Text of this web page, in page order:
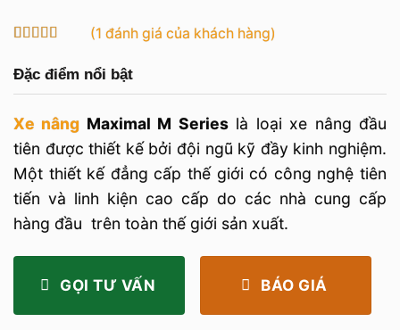
trênđánh
giá
(1 đánh giá của khách hàng)
Đặc điểm nổi bật
Xe nâng Maximal M Serieslà loại xe nâng đầu
tiên được thiết kế bởi đội ngũ kỹ đầy kinh nghiệm.
Một thiết kế đẳng cấp thế giới có công nghệ tiên
tiến và linh kiện cao cấp do các nhà cung cấp
hàng đầu trên toàn thế giới sản xuất.
GỌI TƯ VẤN BÁO GIÁ